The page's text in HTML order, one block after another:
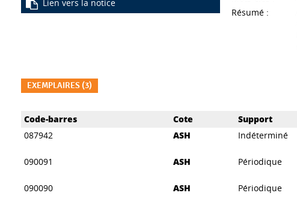
Lien vers la notice
Résumé :
EXEMPLAIRES (3)
Liste des exemplaires
Code-barres Cote Support
087942
ASH Indéterminé
090091
ASH Périodique
090090
ASH Périodique